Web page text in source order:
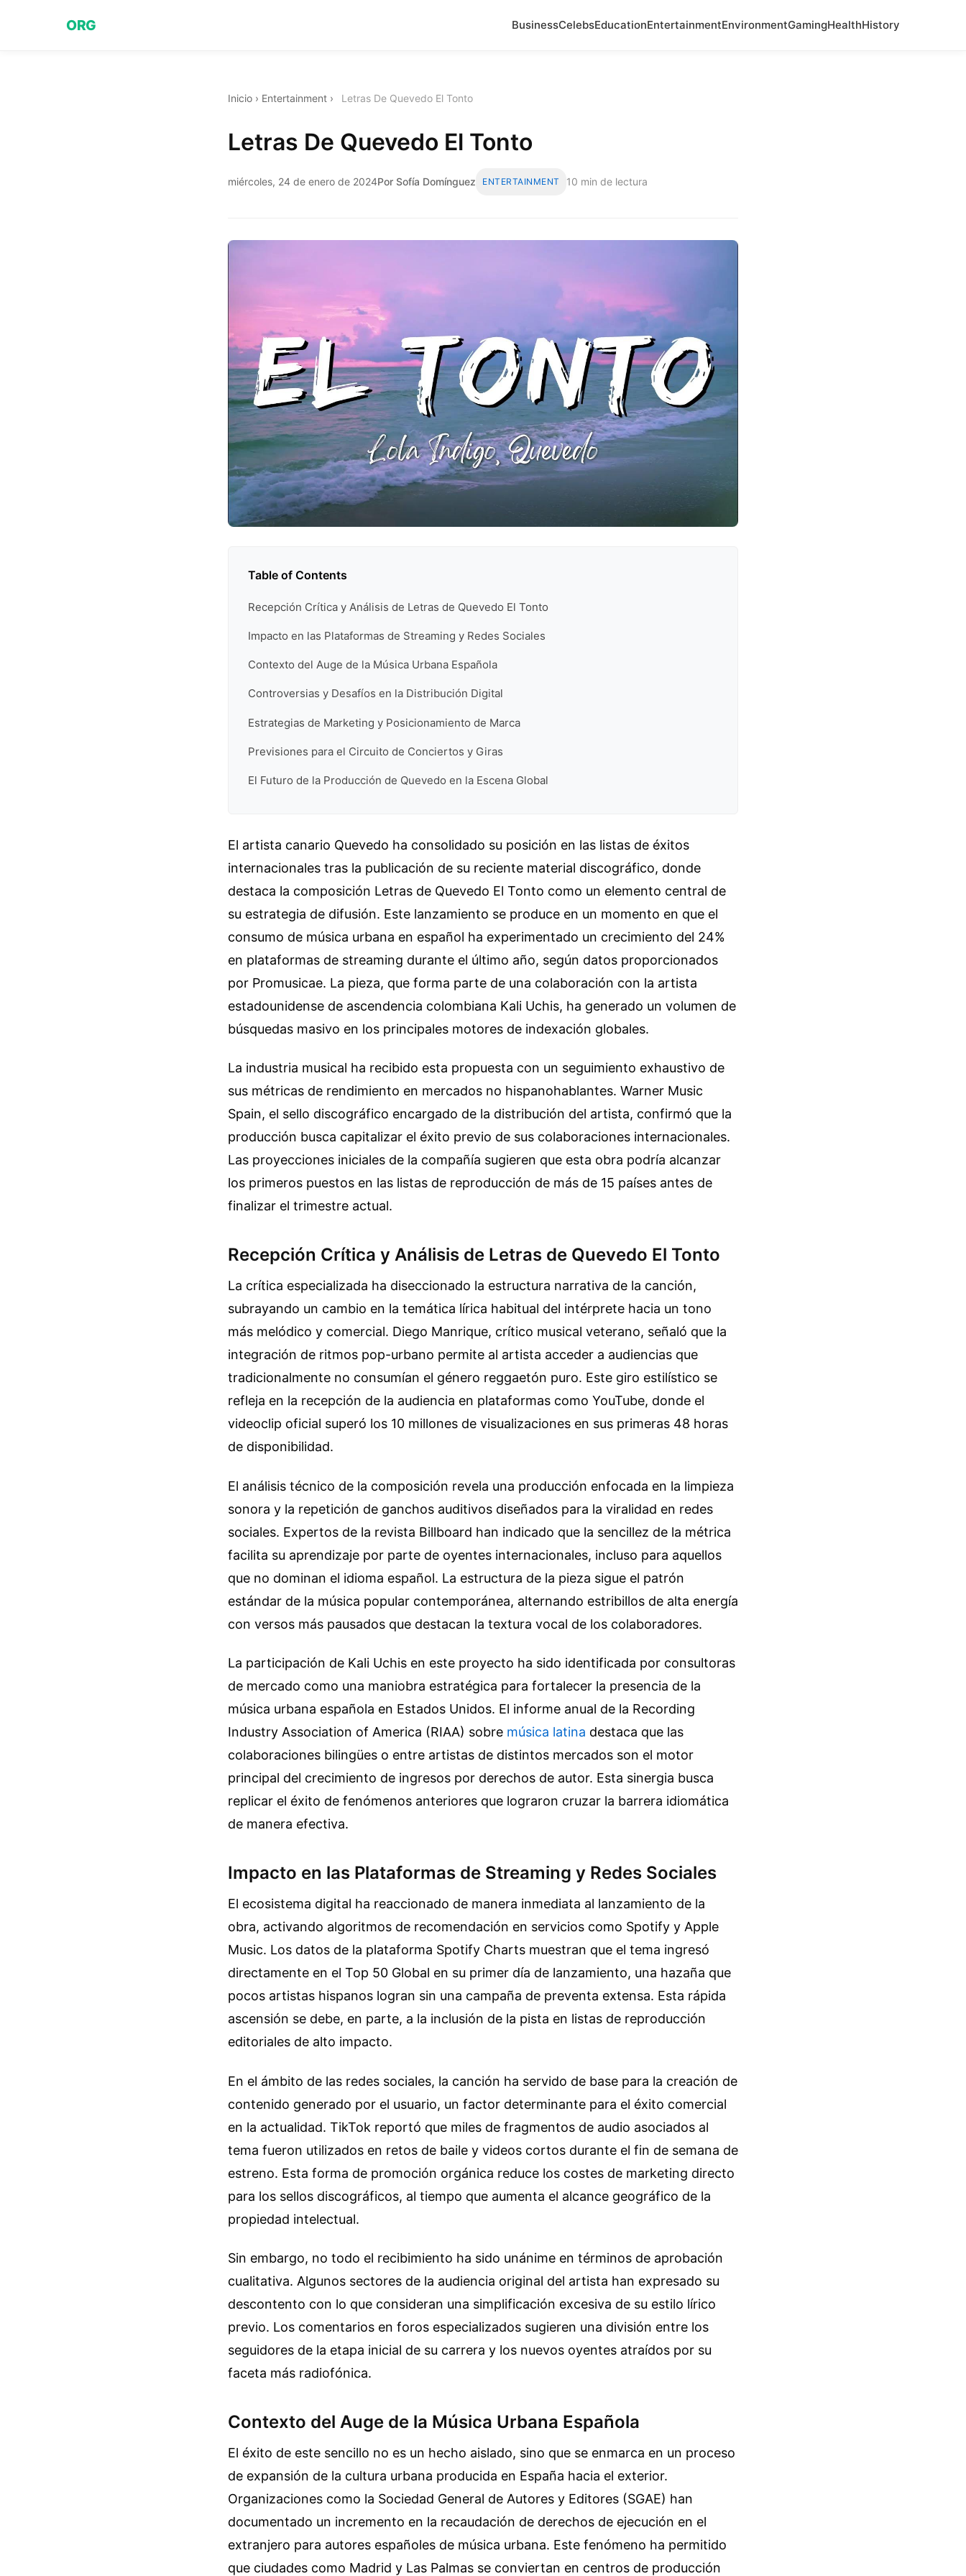
ORG BusinessCelebsEducationEntertainmentEnvironmentGamingHealthHistory
Inicio › Entertainment › Letras De Quevedo El Tonto
Letras De Quevedo El Tonto
miércoles, 24 de enero de 2024Por Sofía Domínguez ENTERTAINMENT 10 min de lectura
Table of Contents
Recepción Crítica y Análisis de Letras de Quevedo El Tonto
Impacto en las Plataformas de Streaming y Redes Sociales
Contexto del Auge de la Música Urbana Española
Controversias y Desafíos en la Distribución Digital
Estrategias de Marketing y Posicionamiento de Marca
Previsiones para el Circuito de Conciertos y Giras
El Futuro de la Producción de Quevedo en la Escena Global
El artista canario Quevedo ha consolidado su posición en las listas de éxitos
internacionales tras la publicación de su reciente material discográfico, donde
destaca la composición Letras de Quevedo El Tonto como un elemento central de
su estrategia de difusión. Este lanzamiento se produce en un momento en que el
consumo de música urbana en español ha experimentado un crecimiento del 24%
en plataformas de streaming durante el último año, según datos proporcionados
por Promusicae. La pieza, que forma parte de una colaboración con la artista
estadounidense de ascendencia colombiana Kali Uchis, ha generado un volumen de
búsquedas masivo en los principales motores de indexación globales.
La industria musical ha recibido esta propuesta con un seguimiento exhaustivo de
sus métricas de rendimiento en mercados no hispanohablantes. Warner Music
Spain, el sello discográfico encargado de la distribución del artista, confirmó que la
producción busca capitalizar el éxito previo de sus colaboraciones internacionales.
Las proyecciones iniciales de la compañía sugieren que esta obra podría alcanzar
los primeros puestos en las listas de reproducción de más de 15 países antes de
finalizar el trimestre actual.
Recepción Crítica y Análisis de Letras de Quevedo El Tonto
La crítica especializada ha diseccionado la estructura narrativa de la canción,
subrayando un cambio en la temática lírica habitual del intérprete hacia un tono
más melódico y comercial. Diego Manrique, crítico musical veterano, señaló que la
integración de ritmos pop-urbano permite al artista acceder a audiencias que
tradicionalmente no consumían el género reggaetón puro. Este giro estilístico se
refleja en la recepción de la audiencia en plataformas como YouTube, donde el
videoclip oficial superó los 10 millones de visualizaciones en sus primeras 48 horas
de disponibilidad.
El análisis técnico de la composición revela una producción enfocada en la limpieza
sonora y la repetición de ganchos auditivos diseñados para la viralidad en redes
sociales. Expertos de la revista Billboard han indicado que la sencillez de la métrica
facilita su aprendizaje por parte de oyentes internacionales, incluso para aquellos
que no dominan el idioma español. La estructura de la pieza sigue el patrón
estándar de la música popular contemporánea, alternando estribillos de alta energía
con versos más pausados que destacan la textura vocal de los colaboradores.
La participación de Kali Uchis en este proyecto ha sido identificada por consultoras
de mercado como una maniobra estratégica para fortalecer la presencia de la
música urbana española en Estados Unidos. El informe anual de la Recording
Industry Association of America (RIAA) sobre música latina destaca que las
colaboraciones bilingües o entre artistas de distintos mercados son el motor
principal del crecimiento de ingresos por derechos de autor. Esta sinergia busca
replicar el éxito de fenómenos anteriores que lograron cruzar la barrera idiomática
de manera efectiva.
Impacto en las Plataformas de Streaming y Redes Sociales
El ecosistema digital ha reaccionado de manera inmediata al lanzamiento de la
obra, activando algoritmos de recomendación en servicios como Spotify y Apple
Music. Los datos de la plataforma Spotify Charts muestran que el tema ingresó
directamente en el Top 50 Global en su primer día de lanzamiento, una hazaña que
pocos artistas hispanos logran sin una campaña de preventa extensa. Esta rápida
ascensión se debe, en parte, a la inclusión de la pista en listas de reproducción
editoriales de alto impacto.
En el ámbito de las redes sociales, la canción ha servido de base para la creación de
contenido generado por el usuario, un factor determinante para el éxito comercial
en la actualidad. TikTok reportó que miles de fragmentos de audio asociados al
tema fueron utilizados en retos de baile y videos cortos durante el fin de semana de
estreno. Esta forma de promoción orgánica reduce los costes de marketing directo
para los sellos discográficos, al tiempo que aumenta el alcance geográfico de la
propiedad intelectual.
Sin embargo, no todo el recibimiento ha sido unánime en términos de aprobación
cualitativa. Algunos sectores de la audiencia original del artista han expresado su
descontento con lo que consideran una simplificación excesiva de su estilo lírico
previo. Los comentarios en foros especializados sugieren una división entre los
seguidores de la etapa inicial de su carrera y los nuevos oyentes atraídos por su
faceta más radiofónica.
Contexto del Auge de la Música Urbana Española
El éxito de este sencillo no es un hecho aislado, sino que se enmarca en un proceso
de expansión de la cultura urbana producida en España hacia el exterior.
Organizaciones como la Sociedad General de Autores y Editores (SGAE) han
documentado un incremento en la recaudación de derechos de ejecución en el
extranjero para autores españoles de música urbana. Este fenómeno ha permitido
que ciudades como Madrid y Las Palmas se conviertan en centros de producción